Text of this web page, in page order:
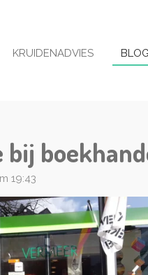
KRUIDENADVIES
19:43